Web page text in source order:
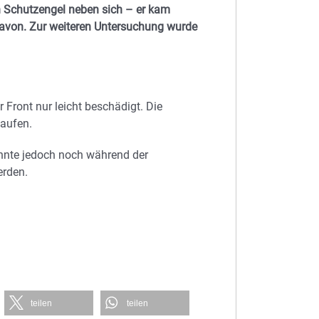
neben sich – er kam
Zur weiteren Untersuchung wurde
Front nur leicht beschädigt. Die
jedoch noch während der
teilen teilen